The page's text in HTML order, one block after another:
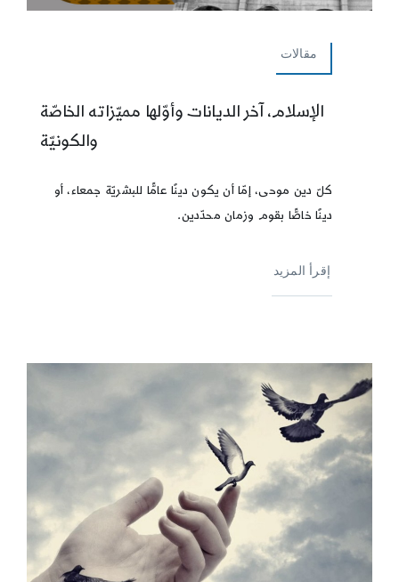
مقالات
الإسلام، آخر الديانات وأوّلها مميّزاته الخاصّة
والكونيّة
كلّ دين موحى، إمّا أن يكون دينًا عامًّا للبشريّة جمعاء، أو
دينًا خاصًّا بقوم وزمان محدّدين.
إقرأ المزيد